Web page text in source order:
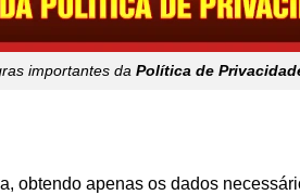
importantes da Política de
obtendo apenas os dados